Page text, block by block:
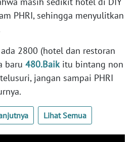
PHRI, sehingga menyulitkan
2800 (hotel dan restoran
baru 480.Baik itu bintang non
jangan sampai PHRI
Lihat Semua